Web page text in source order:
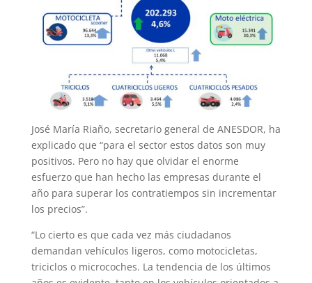
José María Riaño, secretario general de ANESDOR, ha
explicado que “para el sector estos datos son muy
positivos. Pero no hay que olvidar el enorme
esfuerzo que han hecho las empresas durante el
año para superar los contratiempos sin incrementar
los precios”.
“Lo cierto es que cada vez más ciudadanos
demandan vehículos ligeros, como motocicletas,
triciclos o microcoches. La tendencia de los últimos